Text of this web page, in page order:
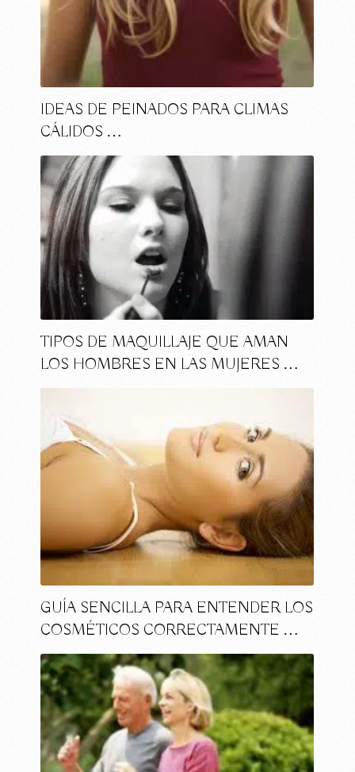
IDEAS DE PEINADOS PARA CLIMAS
CÁLIDOS …
TIPOS DE MAQUILLAJE QUE AMAN
LOS HOMBRES EN LAS MUJERES …
GUÍA SENCILLA PARA ENTENDER LOS
COSMÉTICOS CORRECTAMENTE …